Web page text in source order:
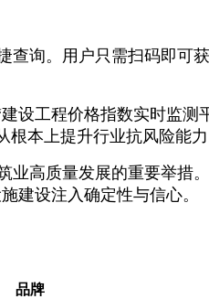
询。用户只需扫码即可
设工程价格指数实时监测
本上提升行业抗风险能力
高质量发展的重要举措
建设注入确定性与信心。
品牌